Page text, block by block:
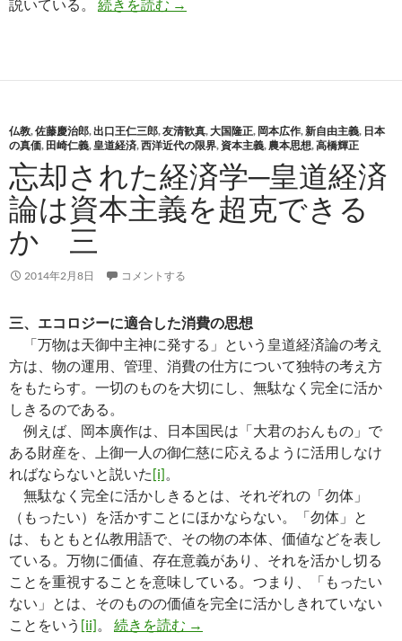
説いている。 続きを読む →
仏教,佐藤慶治郎,出口王仁三郎,友清歓真,大国隆正, 岡本広作,新自由主義, 日本
の真価, 田崎仁義,皇道経済,西洋近代の限界,資本主義,農本思想,高橋輝正
忘却された経済学─皇道経済
論は資本主義を超克できる
か 三
2014年2月8日 コメントする
三、エコロジーに適合した消費の思想
「万物は天御中主神に発する」という皇道経済論の考え
方は、物の運用、管理、消費の仕方について独特の考え方
をもたらす。一切のものを大切にし、無駄なく完全に活か
しきるのである。
例えば、岡本廣作は、日本国民は「大君のおんもの」で
ある財産を、上御一人の御仁慈に応えるように活用しなけ
ればならないと説いた[i]。
無駄なく完全に活かしきるとは、それぞれの「勿体」
（もったい）を活かすことにほかならない。「勿体」と
は、もともと仏教用語で、その物の本体、価値などを表し
ている。万物に価値、存在意義があり、それを活かし切る
ことを重視することを意味している。つまり、「もったい
ない」とは、そのものの価値を完全に活かしきれていない
ことをいう [ii]。 続きを読む 忘却された経済学─皇道経済論
→